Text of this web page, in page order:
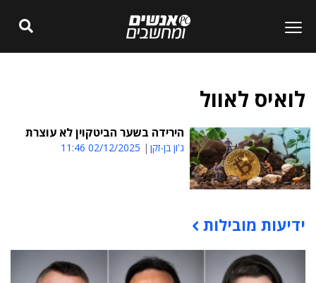
לואיס לאוול
הירידה בשער הביטקוין לא עוצרת
ג'ון בן-זקן 02/12/2025 11:46
תוכן פרסומי
ידיעות מובילות